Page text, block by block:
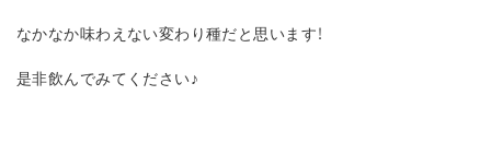
なかなか味わえない変わり種だと思います！
是非飲んでみてください♪